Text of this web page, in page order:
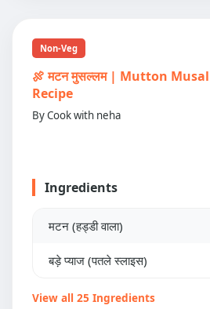
Non-Veg
🍖 मटन मुसल्लम | Mutton
Recipe
By Cook with neha
Ingredients
मटन (हड्डी वाला)
बड़े प्याज (पतले स्लाइस)
View all 25 Ingredients